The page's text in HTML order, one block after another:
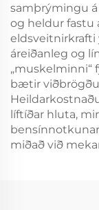
samþrýmingu
og heldur
eldsveitnirkrafti
áreiðanleg og
„muskelminni“
bætir
líftíðar hluta,
miðað við